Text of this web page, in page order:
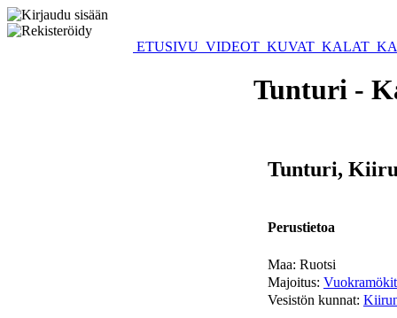
ETUSIVU VIDEOT KUVAT KALAT
Tunturi -
Tunturi,
Perustietoa
Maa: Ruotsi
Majoitus:
Vesistön kunnat: